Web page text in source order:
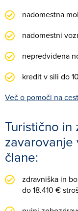
nadomestna
nadomestni
nepredvidena
kredit v sili do
Več o pomoči na
Turistično in
zavarovanje
člane:
zdravniška in
do 18.410 €